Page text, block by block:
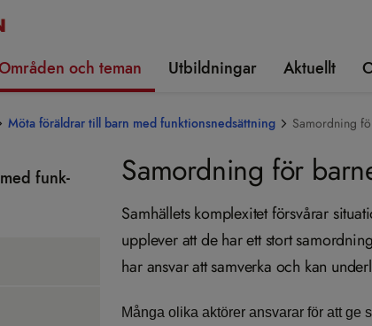
och teman Utbildningar Aktuellt
Möta föräldrar till barn med funktionsnedsättning Samordning
funk­
Samordning för
Samhällets komplexitet försvårar
upplever att de har ett stort
har ansvar att samverka och kan
Många olika aktörer ansvarar för att ge